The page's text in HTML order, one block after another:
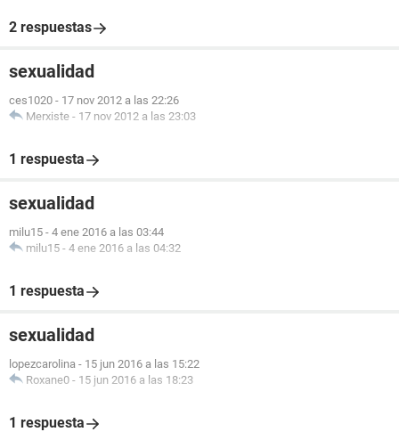
2 respuestas
sexualidad
ces1020 - 17 nov 2012 a las 22:26
Merxiste - 17 nov 2012 a las 23:03
1 respuesta
sexualidad
milu15 - 4 ene 2016 a las 03:44
milu15 - 4 ene 2016 a las 04:32
1 respuesta
sexualidad
lopezcarolina - 15 jun 2016 a las 15:22
Roxane0 - 15 jun 2016 a las 18:23
1 respuesta